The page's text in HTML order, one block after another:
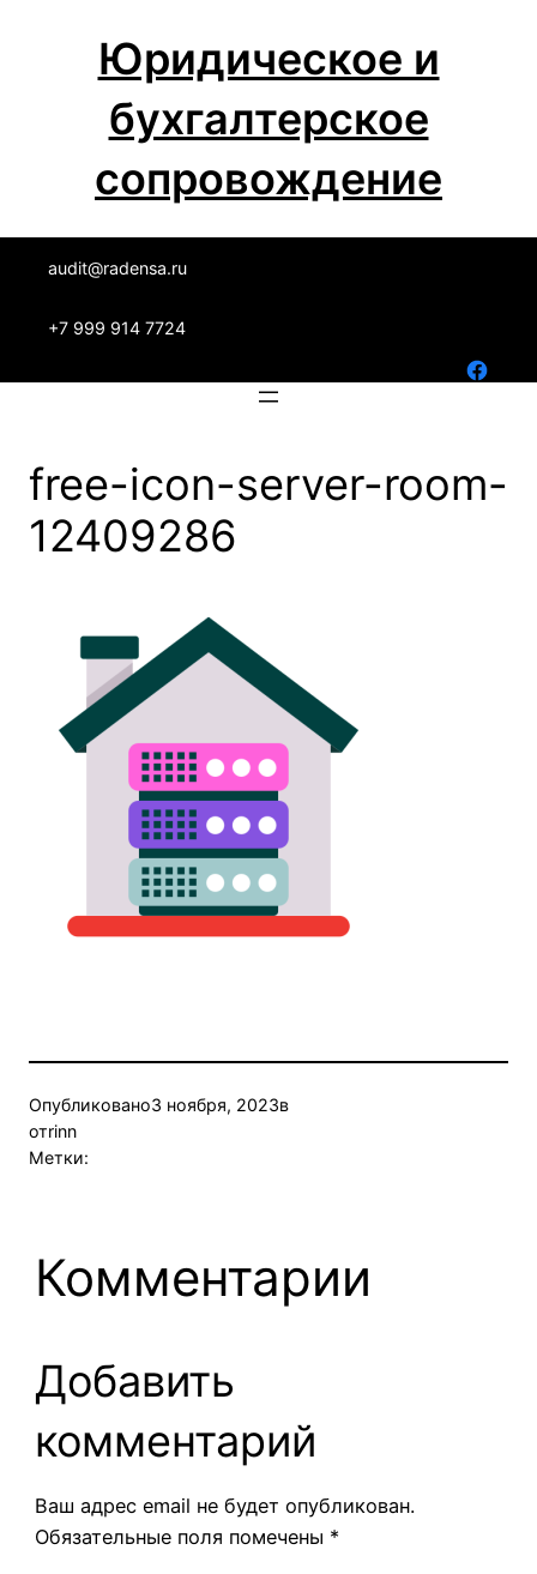
содержимомуЮридическое и
бухгалтерское
сопровождение
audit@radensa.ru
+7 999 914 7724
Facebook
free-icon-server-room-
12409286
Опубликовано3 ноября, 2023в
отrinn
Метки:
Комментарии
Добавить
комментарий
Ваш адрес email не будет опубликован.
Обязательные поля помечены *